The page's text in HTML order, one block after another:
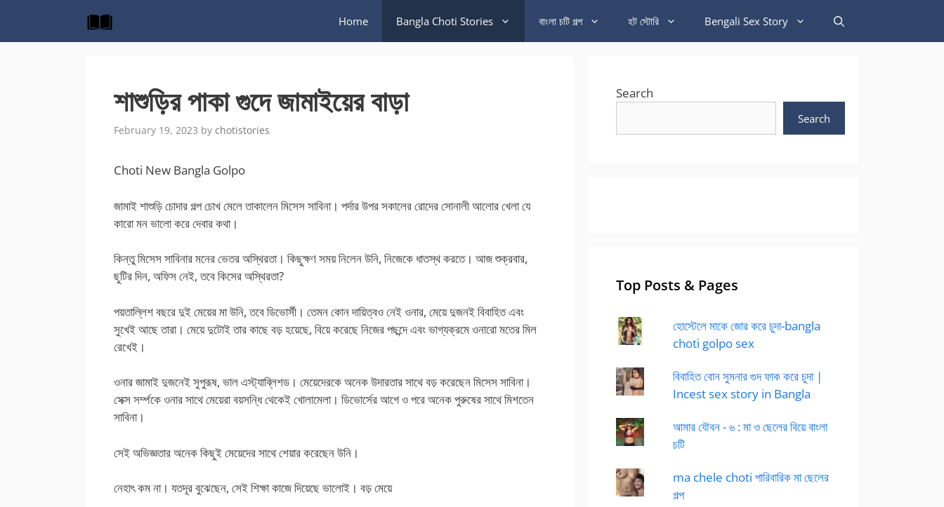
content
Home Bangla Choti Stories বাংলা চটি গল্প হট স্টোরি Bengali Sex Story
শাশুড়ির পাকা গুদে জামাইয়ের বাড়া
February 19, 2023 by chotistories
Choti New Bangla Golpo
জামাই শাশুড়ি চোদার গল্প চোখ মেলে তাকালেন মিসেস সাবিনা। পর্দার উপর সকালের রোদের সোনালী আলোর খেলা যে
কারো মন ভালো করে দেবার কথা।
কিন্তু মিসেস সাবিনার মনের ভেতর অস্থিরতা। কিছুক্ষণ সময় নিলেন উনি, নিজেকে ধাতস্থ করতে। আজ শুক্রবার,
ছুটির দিন, অফিস নেই, তবে কিসের অস্থিরতা?
পয়তাল্লিশ বছরে দুই মেয়ের মা উনি, তবে ডিভোর্সী। তেমন কোন দায়িত্বও নেই ওনার, মেয়ে দুজনই বিবাহিত এবং
সুখেই আছে তারা। মেয়ে দুটোই তার কাছে বড় হয়েছে, বিয়ে করেছে নিজের পছন্দে এবং ভাগ্যক্রমে ওনারো মতের মিল
রেখেই।
ওনার জামাই দুজনেই সুপুরূষ, ভাল এস্ট্যাব্লিশড। মেয়েদেরকে অনেক উদারতার সাথে বড় করেছেন মিসেস সাবিনা।
সেক্স সর্ম্পকে ওনার সাথে মেয়েরা বয়সন্ধি থেকেই খোলামেলা। ডিভোর্সের আগে ও পরে অনেক পুরুষের সাথে মিশতেন
সাবিনা।
সেই অভিজ্ঞতার অনেক কিছুই মেয়েদের সাথে শেয়ার করেছেন উনি।
নেহাৎ কম না। যতদূর বুঝেছেন, সেই শিক্ষা কাজে দিয়েছে ভালোই। বড় মেয়ে
Search
Search
Top Posts & Pages
হোস্টেলে মাকে জোর করে চুদা-bangla
choti golpo sex
বিবাহিত বোন সুমনার গুদ ফাক করে চুদা |
Incest sex story in Bangla
আমার যৌবন - ৬ : মা ও ছেলের বিয়ে বাংলা
চটি
ma chele choti পারিবারিক মা ছেলের
গল্প